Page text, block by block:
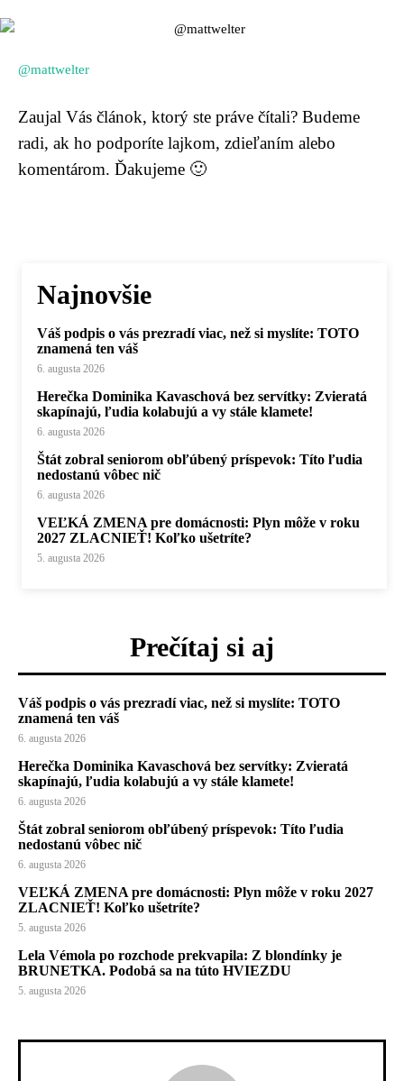
@mattwelter
Zaujal Vás článok, ktorý ste práve čítali? Budeme
radi, ak ho podporíte lajkom, zdieľaním alebo
komentárom. Ďakujeme 🙂
Najnovšie
Váš podpis o vás prezradí viac, než si myslíte: TOTO
znamená ten váš
6. augusta 2026
Herečka Dominika Kavaschová bez servítky: Zvieratá
skapínajú, ľudia kolabujú a vy stále klamete!
6. augusta 2026
Štát zobral seniorom obľúbený príspevok: Títo ľudia
nedostanú vôbec nič
6. augusta 2026
VEĽKÁ ZMENA pre domácnosti: Plyn môže v roku
2027 ZLACNIEŤ! Koľko ušetríte?
5. augusta 2026
Prečítaj si aj
Váš podpis o vás prezradí viac, než si myslíte: TOTO
znamená ten váš
6. augusta 2026
Herečka Dominika Kavaschová bez servítky: Zvieratá
skapínajú, ľudia kolabujú a vy stále klamete!
6. augusta 2026
Štát zobral seniorom obľúbený príspevok: Títo ľudia
nedostanú vôbec nič
6. augusta 2026
VEĽKÁ ZMENA pre domácnosti: Plyn môže v roku 2027
ZLACNIEŤ! Koľko ušetríte?
5. augusta 2026
Lela Vémola po rozchode prekvapila: Z blondínky je
BRUNETKA. Podobá sa na túto HVIEZDU
5. augusta 2026